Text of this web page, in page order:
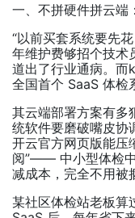
一、不拼硬件拼云端
“以前买套系统要先
年维护费够招个技术
道出了行业通病。
全国首个 SaaS 体检
其云端部署方案有多
统软件要磨破嘴皮
开云官方网页版能压
阅”—— 中小型体检
减成本，完全不用被
某社区体检站老板算